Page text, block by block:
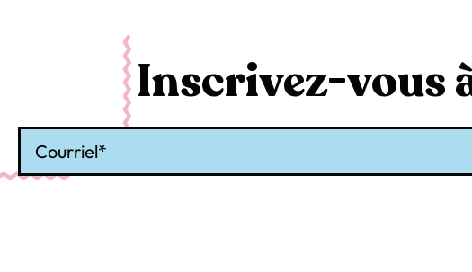
Inscrivez-vous